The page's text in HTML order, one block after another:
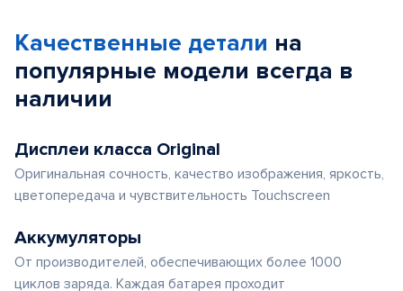
Качественные детали на
популярные модели всегда в
наличии
Дисплеи класса Original
Оригинальная сочность, качество изображения, яркость,
цветопередача и чувствительность Touchscreen
Аккумуляторы
От производителей, обеспечивающих более 1000
циклов заряда. Каждая батарея проходит